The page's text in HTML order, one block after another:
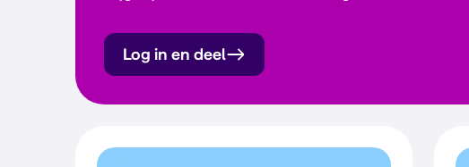
Log in en deel